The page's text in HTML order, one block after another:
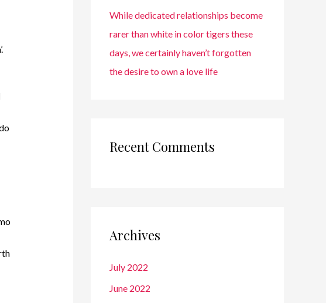
While dedicated relationships become
rarer than white in color tigers these
days, we certainly haven’t forgotten
the desire to own a love life
Recent Comments
Archives
July 2022
June 2022